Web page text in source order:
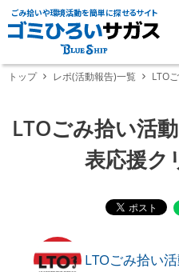
ごみ拾いや環境活動を簡単に探せるサイト
トップ レポ(活動報告)一覧 LTO
LTOごみ拾い活
表応援ク
LTOごみ拾い